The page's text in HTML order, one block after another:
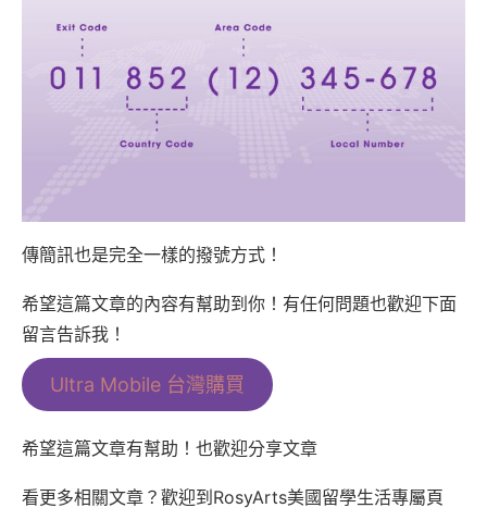
傳簡訊也是完全一樣的撥號方式！
希望這篇文章的內容有幫助到你！有任何問題也歡迎下面
留言告訴我！
Ultra Mobile 台灣購買
希望這篇文章有幫助！也歡迎分享文章
看更多相關文章？歡迎到RosyArts美國留學生活專屬頁